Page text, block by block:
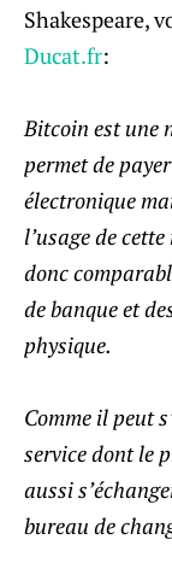
Shakespeare,
Ducat.fr:
Bitcoin est une
permet de
électronique
l’usage de
donc
de banque et
physique.
Comme il peut
service dont le
aussi
bureau de